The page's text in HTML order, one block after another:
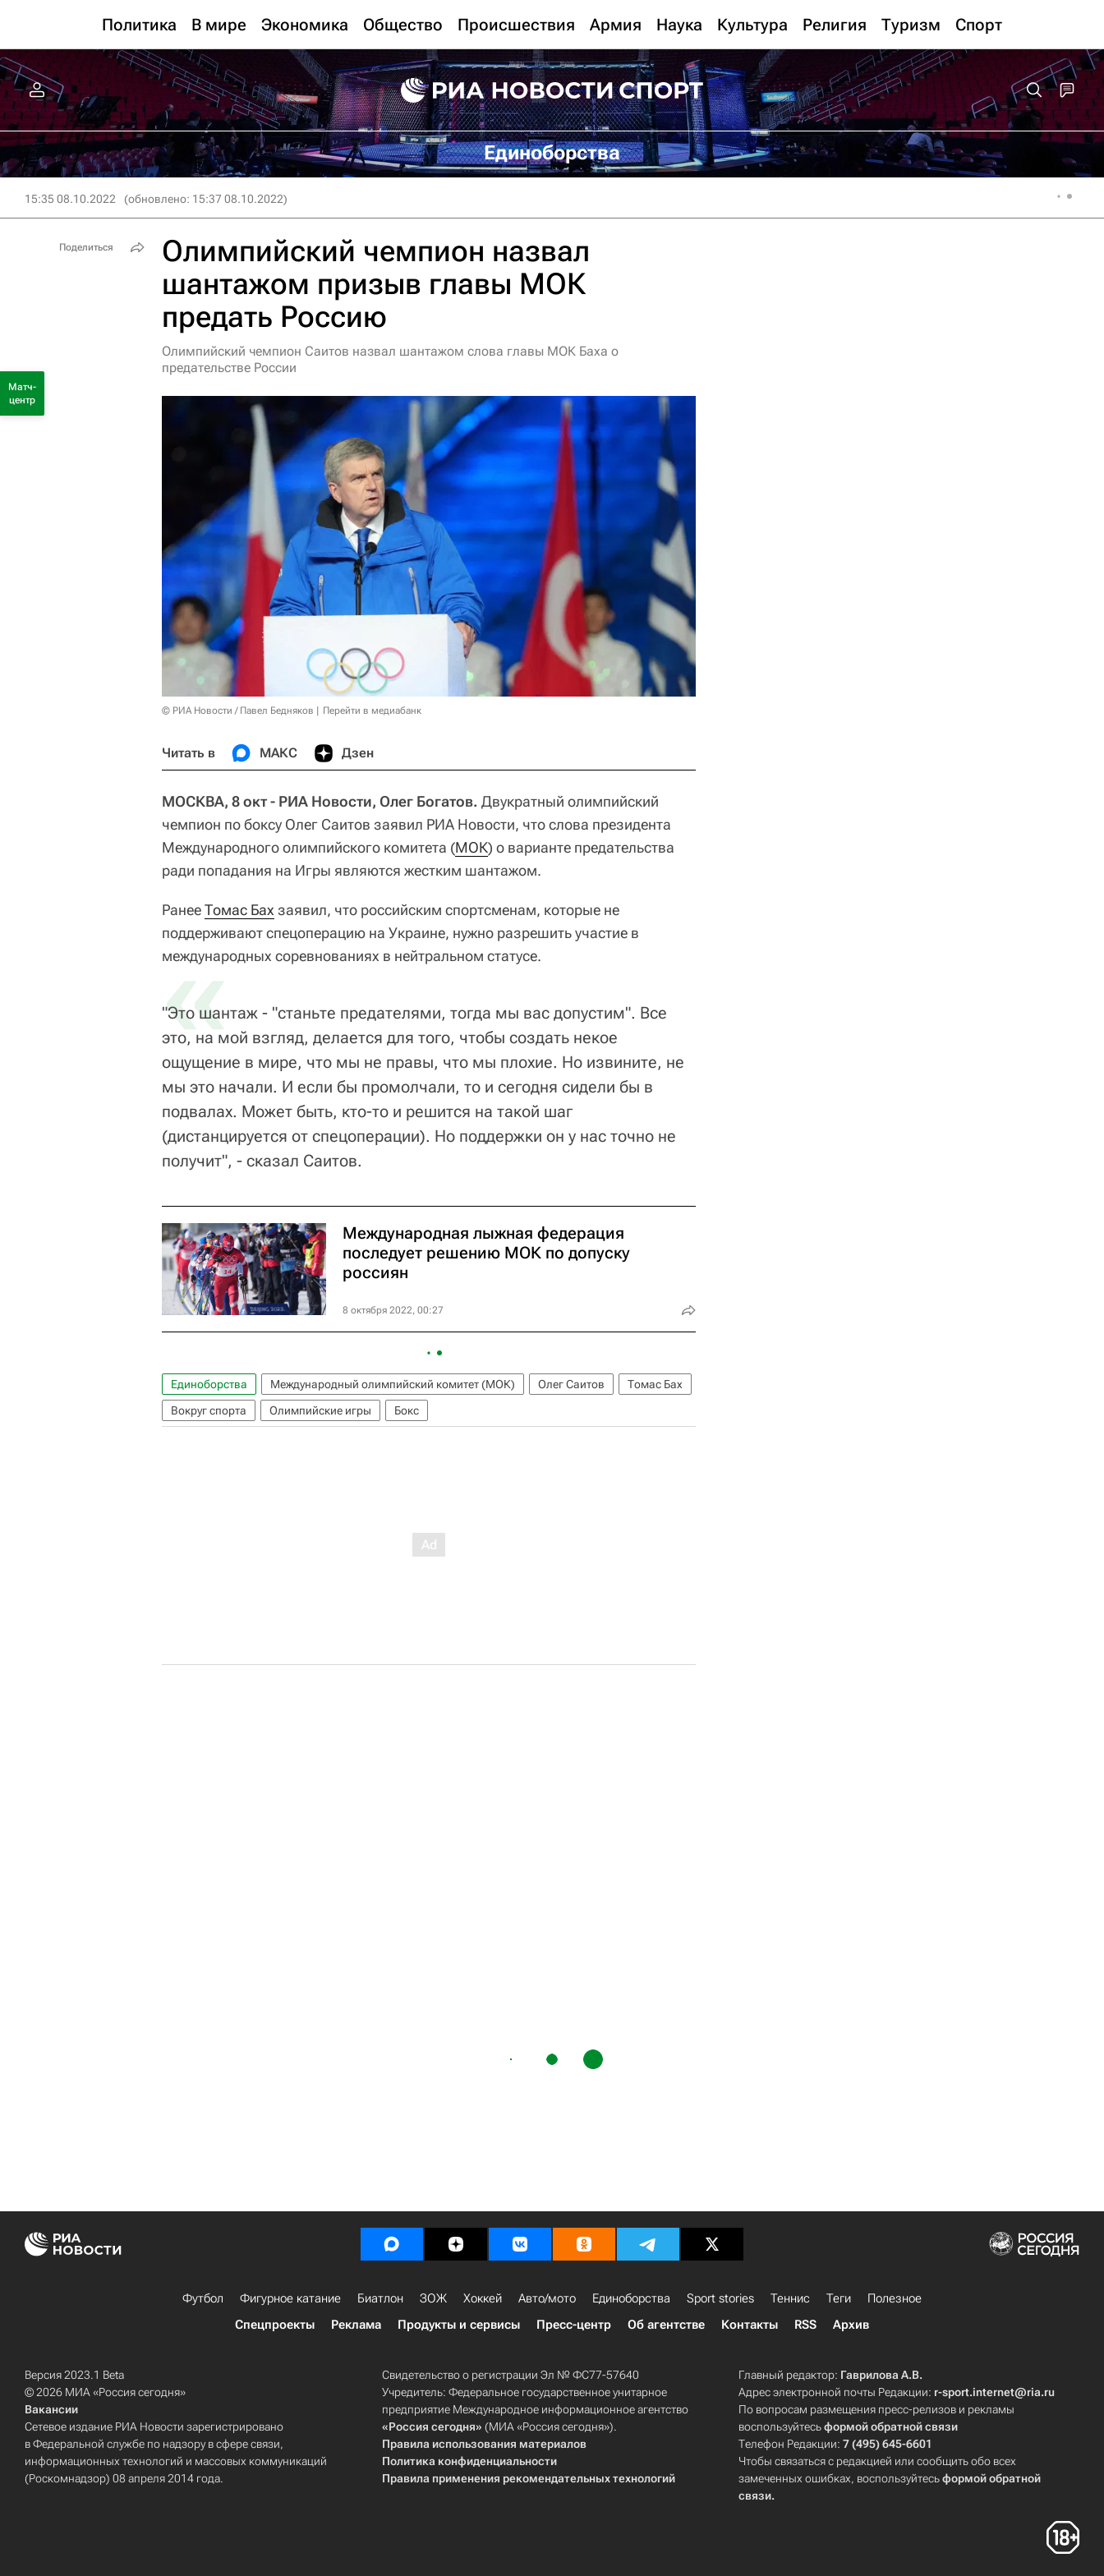
Политика В мире Экономика Общество Происшествия Армия Наука Культура Религия Туризм Спорт
Единоборства
15:35 08.10.2022 (обновлено: 15:37 08.10.2022)
Олимпийский чемпион назвал
шантажом призыв главы МОК
предать Россию
Олимпийский чемпион Саитов назвал шантажом слова главы МОК Баха о
предательстве России
© РИА Новости / Павел Бедняков Перейти в медиабанк
Читать в МАКС Дзен
МОСКВА, 8 окт - РИА Новости, Олег Богатов. Двукратный олимпийский
чемпион по боксу Олег Саитов заявил РИА Новости, что слова президента
Международного олимпийского комитета (МОК) о варианте предательства
ради попадания на Игры являются жестким шантажом.
РанееТомас Бах заявил, что российским спортсменам, которые не
поддерживают спецоперацию на Украине, нужно разрешить участие в
международных соревнованиях в нейтральном статусе.
«
"Это шантаж - "станьте предателями, тогда мы вас допустим". Все
это, на мой взгляд, делается для того, чтобы создать некое
ощущение в мире, что мы не правы, что мы плохие. Но извините, не
мы это начали. И если бы промолчали, то и сегодня сидели бы в
подвалах. Может быть, кто-то и решится на такой шаг
(дистанцируется от спецоперации). Но поддержки он у нас точно не
получит", - сказал Саитов.
Международная лыжная федерация
последует решению МОК по допуску
россиян
8 октября 2022, 00:27
Единоборства Международный олимпийский комитет (МОК) Олег Саитов
Томас Бах
Вокруг спорта
Олимпийские игры Бокс
Поделиться
Матч-
центр
Футбол Фигурное катание Биатлон ЗОЖ Хоккей Авто/мото Единоборства Sport stories Теннис Теги
Полезное
Спецпроекты
Реклама Продукты и сервисы Пресс-центр Об агентстве Контакты RSS Архив
Версия 2023.1 Beta
© 2026 МИА «Россия сегодня»
Вакансии
Сетевое издание РИА Новости зарегистрировано
в Федеральной службе по надзору в сфере связи,
информационных технологий и массовых коммуникаций
(Роскомнадзор) 08 апреля 2014 года.
Свидетельство о регистрации Эл № ФС77-57640
Учредитель: Федеральное государственное унитарное
предприятие Международное информационное агентство
«Россия сегодня» (МИА «Россия сегодня»).
Правила использования материалов
Политика конфиденциальности
Правила применения рекомендательных технологий
Главный редактор: Гаврилова А.В.
Адрес электронной почты Редакции: r-sport.internet@ria.ru
По вопросам размещения пресс-релизов и рекламы
воспользуйтесьформой обратной связи
Телефон Редакции:7 (495) 645-6601
Чтобы связаться с редакцией или сообщить обо всех
замеченных ошибках, воспользуйтесьформой обратной
связи.